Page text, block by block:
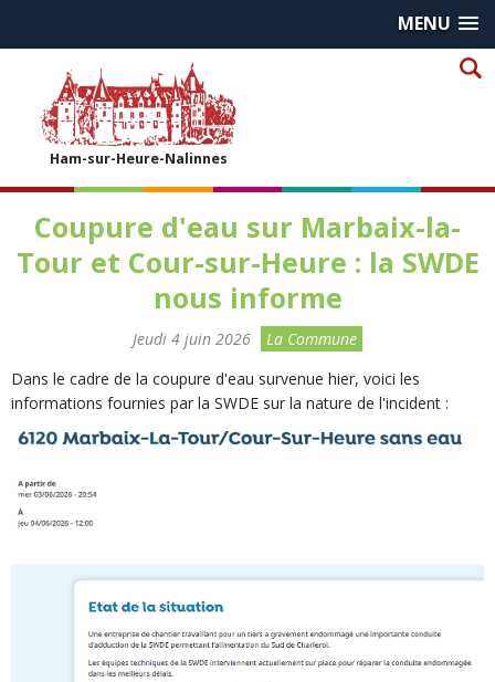
MENU
Ham-sur-Heure-Nalinnes
Coupure d'eau sur Marbaix-la-
Tour et Cour-sur-Heure : la SWDE
nous informe
Jeudi 4 juin 2026
La Commune
Dans le cadre de la coupure d'eau survenue hier, voici les
informations fournies par la SWDE sur la nature de l'incident :